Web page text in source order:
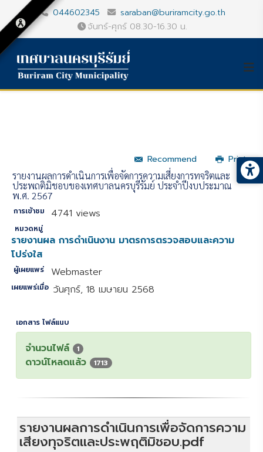
044602345
saraban@buriramcity.go.th
จันทร์-ศุกร์ 08.30-16.30 น.
Recommend
Print
รายงานผลการดำเนินการเพื่อจัดการความเสี่ยงการทุจริตและ
ประพฤติมิชอบของเทศบาลนครบุรีรัมย์ ประจำปีงบประมาณ
พ.ศ. 2567
การเข้าชม 4741 views
หมวดหมู่
รายงานผล การดำเนินงาน มาตรการตรวจสอบและความ
โปร่งใส
ผู้เผยแพร่ Webmaster
เผยแพร่เมื่อ วันศุกร์, 18 เมษายน 2568
เอกสาร ไฟล์แนบ
จำนวนไฟล์ 1
ดาวน์โหลดแล้ว 1713
รายงานผลการดำเนินการเพื่อจัดการความ
เสียงทุจริตและประพฤติมิชอบ.pdf